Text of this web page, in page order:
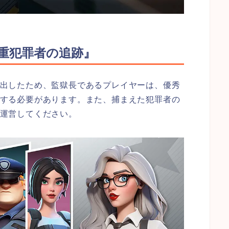
犯罪者の追跡』
したため、監獄長であるプレイヤーは、優秀
る必要があります。また、捕まえた犯罪者の
営してください。